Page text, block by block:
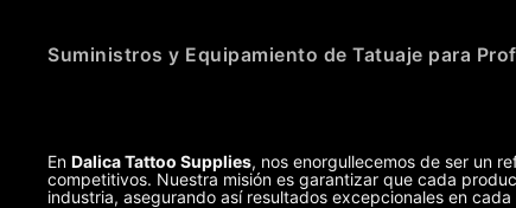
Suministros y Equipamiento de Tatuaje para
En Dalica Tattoo Supplies, nos enorgullecemos de ser un
competitivos. Nuestra misión es garantizar que cada
industria, asegurando así resultados excepcionales en